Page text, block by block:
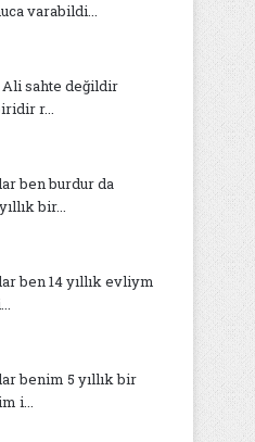
varabildi...
sahte değildir
r...
ben burdur da
bir...
ben 14 yıllık evliym
benim 5 yıllık bir
i...